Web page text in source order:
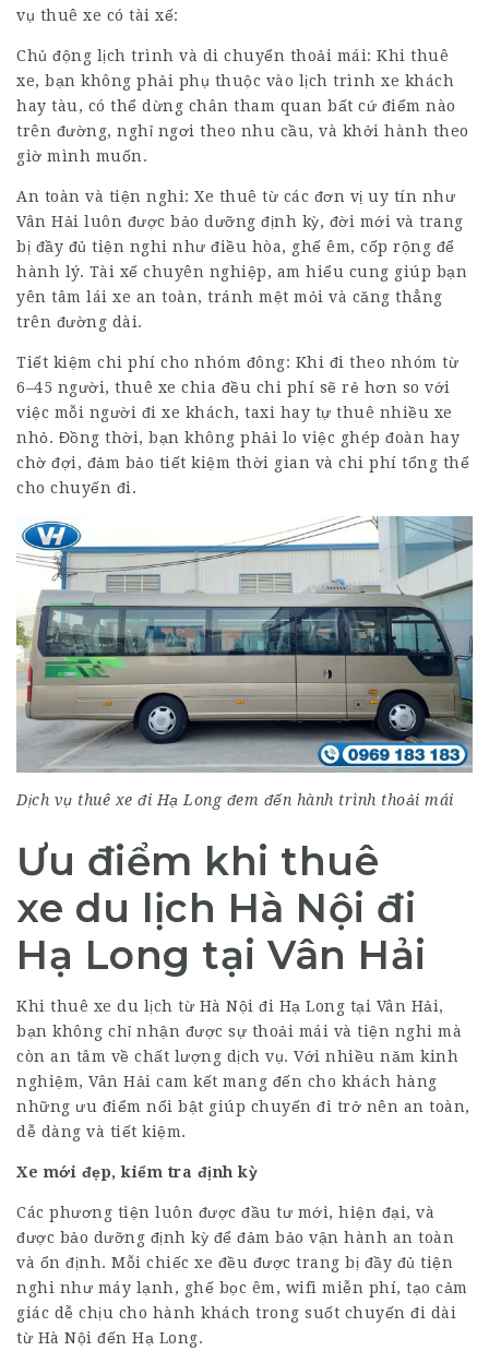
vụ thuê xe có tài xế:
Chủ động lịch trình và di chuyển thoải mái: Khi thuê
xe, bạn không phải phụ thuộc vào lịch trình xe khách
hay tàu, có thể dừng chân tham quan bất cứ điểm nào
trên đường, nghỉ ngơi theo nhu cầu, và khởi hành theo
giờ mình muốn.
An toàn và tiện nghi: Xe thuê từ các đơn vị uy tín như
Vân Hải luôn được bảo dưỡng định kỳ, đời mới và trang
bị đầy đủ tiện nghi như điều hòa, ghế êm, cốp rộng để
hành lý. Tài xế chuyên nghiệp, am hiểu cung giúp bạn
yên tâm lái xe an toàn, tránh mệt mỏi và căng thẳng
trên đường dài.
Tiết kiệm chi phí cho nhóm đông: Khi đi theo nhóm từ
6–45 người, thuê xe chia đều chi phí sẽ rẻ hơn so với
việc mỗi người đi xe khách, taxi hay tự thuê nhiều xe
nhỏ. Đồng thời, bạn không phải lo việc ghép đoàn hay
chờ đợi, đảm bảo tiết kiệm thời gian và chi phí tổng thể
cho chuyến đi.
Dịch vụ thuê xe đi Hạ Long đem đến hành trình thoải mái
Ưu điểm khi thuê
xe du lịch Hà Nội đi
Hạ Long tại Vân Hải
Khi thuê xe du lịch từ Hà Nội đi Hạ Long tại Vân Hải,
bạn không chỉ nhận được sự thoải mái và tiện nghi mà
còn an tâm về chất lượng dịch vụ. Với nhiều năm kinh
nghiệm, Vân Hải cam kết mang đến cho khách hàng
những ưu điểm nổi bật giúp chuyến đi trở nên an toàn,
dễ dàng và tiết kiệm.
Xe mới đẹp, kiểm tra định kỳ
Các phương tiện luôn được đầu tư mới, hiện đại, và
được bảo dưỡng định kỳ để đảm bảo vận hành an toàn
và ổn định. Mỗi chiếc xe đều được trang bị đầy đủ tiện
nghi như máy lạnh, ghế bọc êm, wifi miễn phí, tạo cảm
giác dễ chịu cho hành khách trong suốt chuyến đi dài
từ Hà Nội đến Hạ Long.